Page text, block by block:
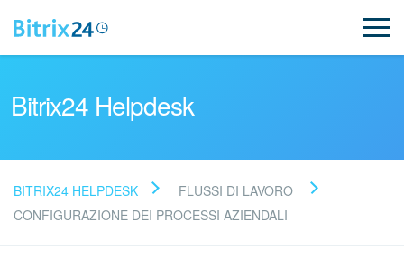
Leggi le domande frequenti
Bitrix24 Helpdesk
BITRIX24 HELPDESK
FLUSSI DI LAVORO
CONFIGURAZIONE DEI PROCESSI AZIENDALI